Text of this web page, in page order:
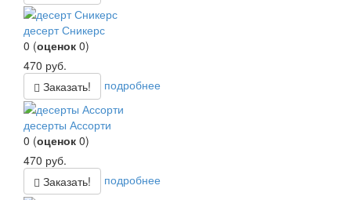
десерт Сникерс
0 (оценок 0)
470 руб.
Заказать!
подробнее
десерты Ассорти
0 (оценок 0)
470 руб.
Заказать!
подробнее